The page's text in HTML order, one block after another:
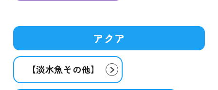
アクア
【淡水魚その他】